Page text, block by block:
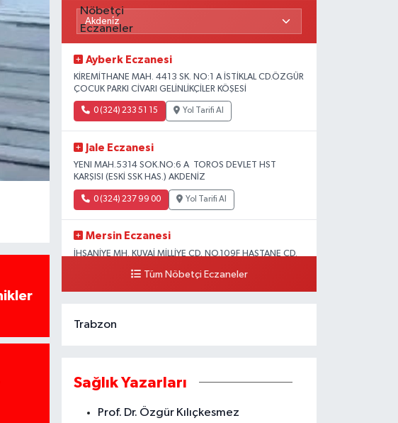
Ayberk Eczanesi
KİREMİTHANE MAH. 4413 SK. NO:1 A İSTİKLAL CD.ÖZGÜR
ÇOCUK PARKI CİVARI GELİNLİKÇİLER KÖŞESİ
0 (324) 233 51 15 Yol Tarifi Al
Jale Eczanesi
YENI MAH.5314 SOK.NO:6 A TOROS DEVLET HST
KARŞISI (ESKİ SSK HAS.) AKDENİZ
0 (324) 237 99 00 Yol Tarifi Al
Mersin Eczanesi
İHSANİYE MH. KUVAİ MİLLİYE CD. NO.109F HASTANE CD.
KURUÇEŞME ŞUBESİ KARŞISI AKDENİZ
Tüm Nöbetçi Eczaneler
Trabzon
Sağlık Yazarları
Prof. Dr. Özgür Kılıçkesmez